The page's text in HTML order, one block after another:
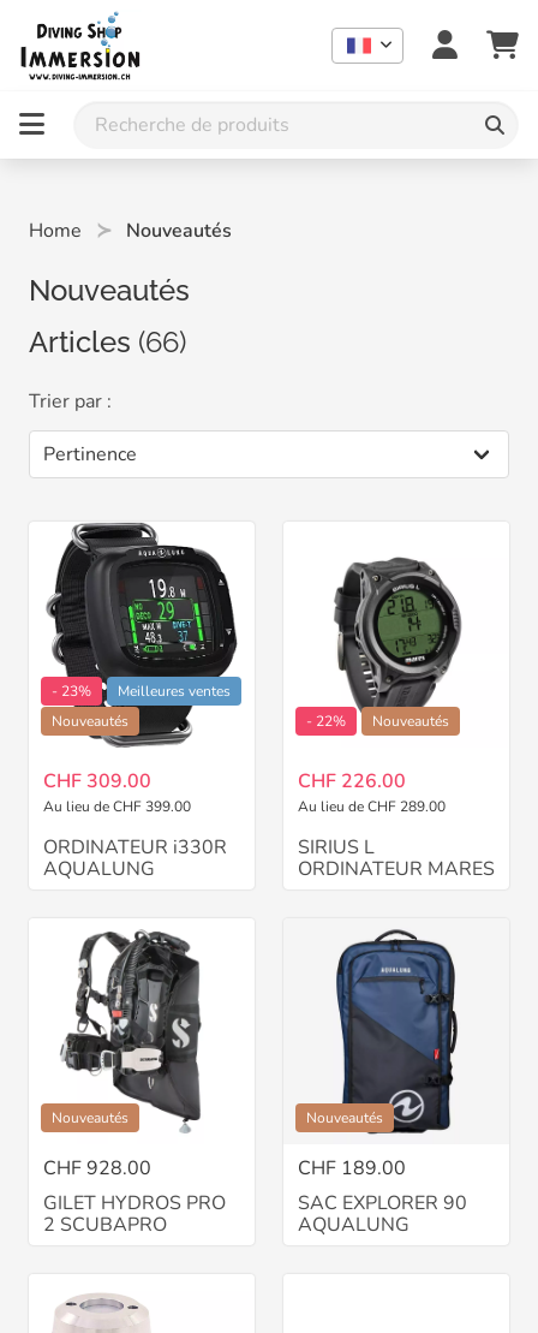
Home Nouveautés
Nouveautés
Articles (66)
Trier par :
- 23%
Meilleures ventes
Nouveautés
CHF 309.00
Au lieu de CHF 399.00
ORDINATEUR i330R
AQUALUNG
- 22% Nouveautés
CHF 226.00
Au lieu de CHF 289.00
SIRIUS L
ORDINATEUR MARES
Nouveautés
CHF 928.00
GILET HYDROS PRO
2 SCUBAPRO
Nouveautés
CHF 189.00
SAC EXPLORER 90
AQUALUNG